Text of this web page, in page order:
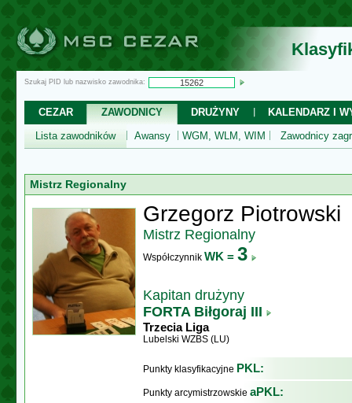
Szukaj PID lub nazwisko zawodnika:
CEZAR ZAWODNICY DRUŻYNY
KALENDARZ I
Lista zawodników
Awansy WGM, WLM, WIM Zawodnicy
Mistrz Regionalny
Grzegorz Piotrowski
Mistrz Regionalny
Współczynnik WK = 3
Kapitan drużyny
FORTA Biłgoraj III
Trzecia Liga
Lubelski WZBS (LU)
Punkty klasyfikacyjne PKL:
Punkty arcymistrzowskie aPKL: